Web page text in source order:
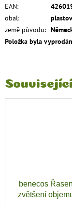
benecos
zvětšení
EAN:
obal:
země původu:
Položka byla